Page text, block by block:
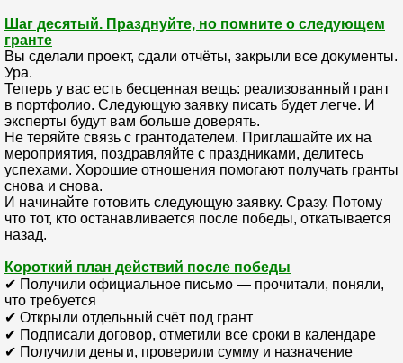
Шаг десятый. Празднуйте, но помните о следующем
гранте
Вы сделали проект, сдали отчёты, закрыли все документы.
Ура.
Теперь у вас есть бесценная вещь: реализованный грант
в портфолио. Следующую заявку писать будет легче. И
эксперты будут вам больше доверять.
Не теряйте связь с грантодателем. Приглашайте их на
мероприятия, поздравляйте с праздниками, делитесь
успехами. Хорошие отношения помогают получать гранты
снова и снова.
И начинайте готовить следующую заявку. Сразу. Потому
что тот, кто останавливается после победы, откатывается
назад.
Короткий план действий после победы
✔ Получили официальное письмо — прочитали, поняли,
что требуется
✔ Открыли отдельный счёт под грант
✔ Подписали договор, отметили все сроки в календаре
✔ Получили деньги, проверили сумму и назначение